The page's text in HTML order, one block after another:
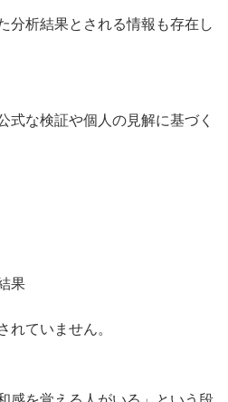
分析結果とされる情報も存在し
式な検証や個人の見解に基づく
果
れていません。